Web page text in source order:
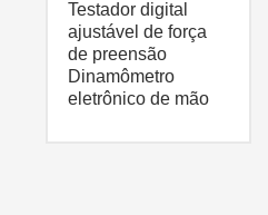
Testador digital
ajustável de força
de preensão
Dinamômetro
eletrônico de mão